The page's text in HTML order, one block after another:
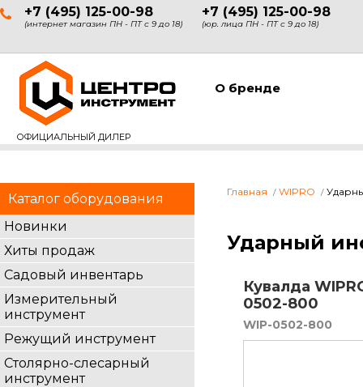
+7 (495) 125-00-98
(интернет магазин ПН - ПТ с 9 до 18)
+7 (495) 125-00-98
(юр. лица ПН - ПТ с 9 до 18)
ОФИЦИАЛЬНЫЙ ДИЛЕР
О бренде
Каталог оборудования
Новинки
Хиты продаж
Садовый инвентарь
Измерительный
инструмент
Режущий инструмент
Столярно-слесарный
инструмент
Главная WIPRO
Ударный
Кувалда
0502-800
WIP-0502-800